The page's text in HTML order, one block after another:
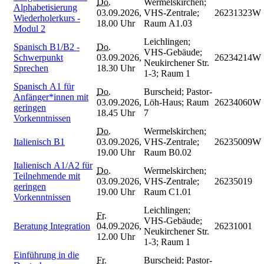
Alphabetisierung
Wiederholerkurs -
Modul 2
03.09.2026,
18.00 Uhr
VHS-Zentrale;
Raum A1.03
26231323W
Spanisch B1/B2 -
Schwerpunkt
Sprechen
Do.
03.09.2026,
18.30 Uhr
Leichlingen;
VHS-Gebäude;
Neukirchener Str.
1-3; Raum 1
26234214W
Spanisch A1 für
Anfänger*innen mit
geringen
Vorkenntnissen
Do.
03.09.2026,
18.45 Uhr
Burscheid; Pastor-
Löh-Haus; Raum
7
26234060W
Italienisch B1
Do.
03.09.2026,
19.00 Uhr
Wermelskirchen;
VHS-Zentrale;
Raum B0.02
26235009W
Italienisch A1/A2 für
Teilnehmende mit
geringen
Vorkenntnissen
Do.
03.09.2026,
19.00 Uhr
Wermelskirchen;
VHS-Zentrale;
Raum C1.01
26235019
Beratung Integration
Fr.
04.09.2026,
12.00 Uhr
Leichlingen;
VHS-Gebäude;
Neukirchener Str.
1-3; Raum 1
26231001
Einführung in die
Fr. Burscheid; Pastor-